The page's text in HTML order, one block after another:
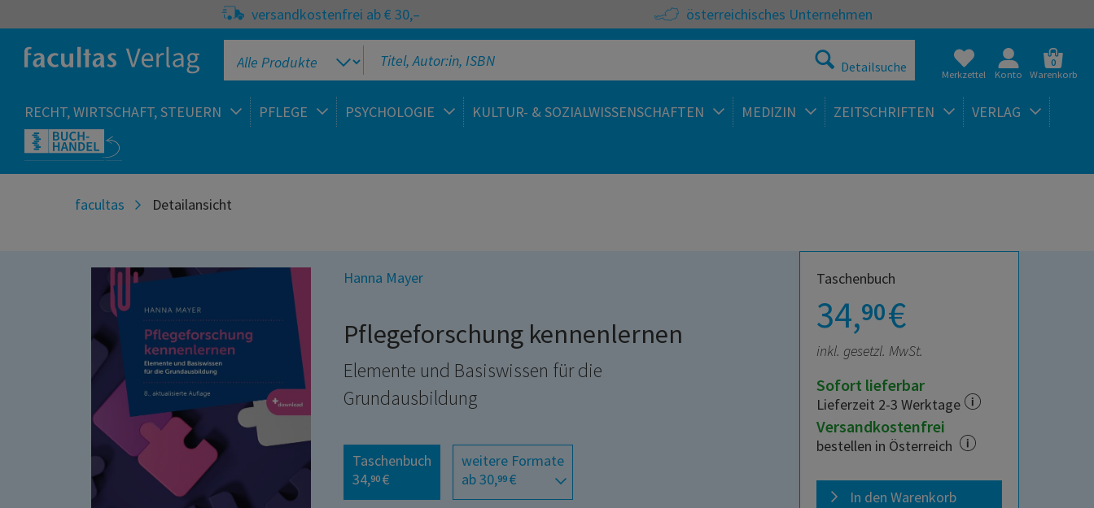
versandkostenfrei ab € 30,– österreichisches Unternehmen
Detailsuche Merkzettel Konto
0
Warenkorb
RECHT, WIRTSCHAFT, STEUERN PFLEGE PSYCHOLOGIE KULTUR- & SOZIALWISSENSCHAFTEN MEDIZIN ZEITSCHRIFTEN VERLAG
facultas Detailansicht
Hanna Mayer
Pflegeforschung kennenlernen
Elemente und Basiswissen für die
Grundausbildung
Taschenbuch
34,90 €
weitere Formate
ab 30,99 €
Taschenbuch
34,90€
inkl. gesetzl. MwSt.
Sofort lieferbar
Lieferzeit 2-3 Werktage
Versandkostenfrei
bestellen in Österreich
In den Warenkorb